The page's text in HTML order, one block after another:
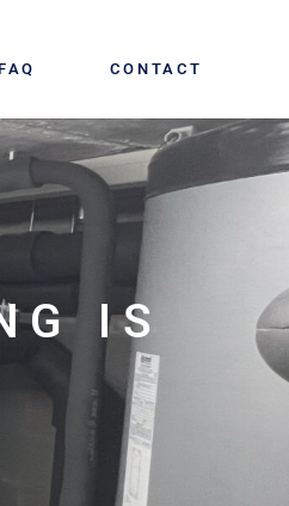
FAQ CONTACT
IS